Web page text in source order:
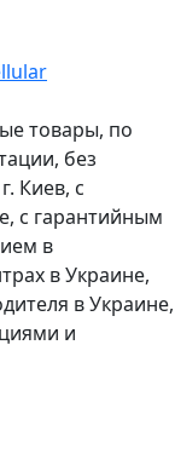
товары, по
без
Киев, с
с гарантийным
в
в Украине,
в Украине,
и